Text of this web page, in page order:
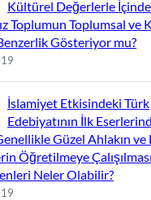
Kültürel Değerlerle İçinde
Toplumun Toplumsal ve
Gösteriyor mu?
İslamiyet Etkisindeki Türk
Edebiyatının İlk
Güzel Ahlakın ve
Öğretilmeye
Neler Olabilir?